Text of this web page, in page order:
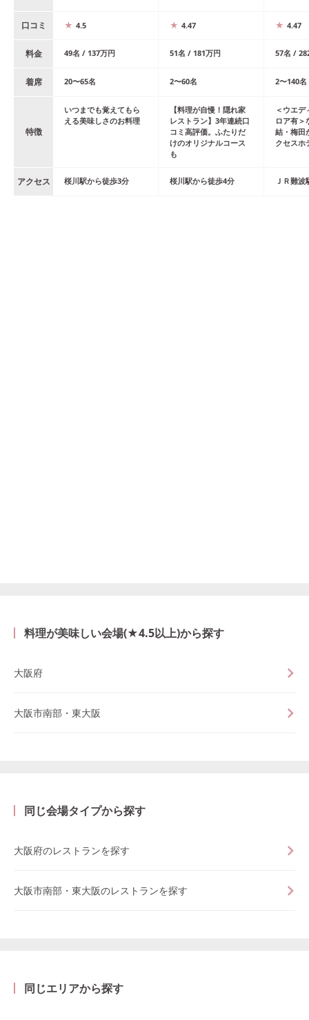
口コミ 4.5 4.47 4.47
料金 49名 / 137万円 51名 / 181万円 57名 /
着席 20〜65名 2〜60名 2〜140名
特徴
いつまでも覚えてもら
える美味しさのお料理
【料理が自慢！隠れ家
レストラン】3年連続口
コミ高評価。ふたりだ
けのオリジナルコース
も
＜ウエデ
ロア有＞
結・梅田
クセスホ
アクセス 桜川駅から徒歩3分 桜川駅から徒歩4分 ＪＲ難波
料理が美味しい会場(★4.5以上)から探す
大阪府
大阪市南部・東大阪
同じ会場タイプから探す
大阪府のレストランを探す
大阪市南部・東大阪のレストランを探す
同じエリアから探す